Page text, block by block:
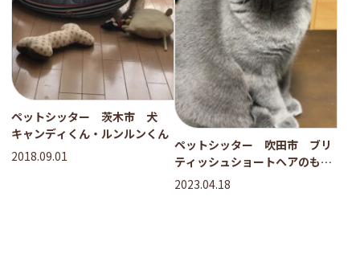
ペットシッター 茨木市 犬
キャンディくん・ルンルンくん
2018.09.01
ペットシッター 吹田市 ブリ
ティッシュショートヘアのもも
ちゃん ヒマラヤンのたろうく
2023.04.18